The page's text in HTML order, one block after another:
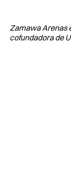
Zamawa Arenas
cofundadora de